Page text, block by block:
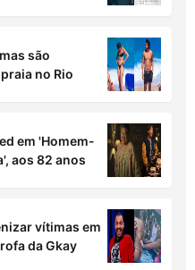
são
no Rio
em 'Homem-
aos 82 anos
vítimas em
da Gkay